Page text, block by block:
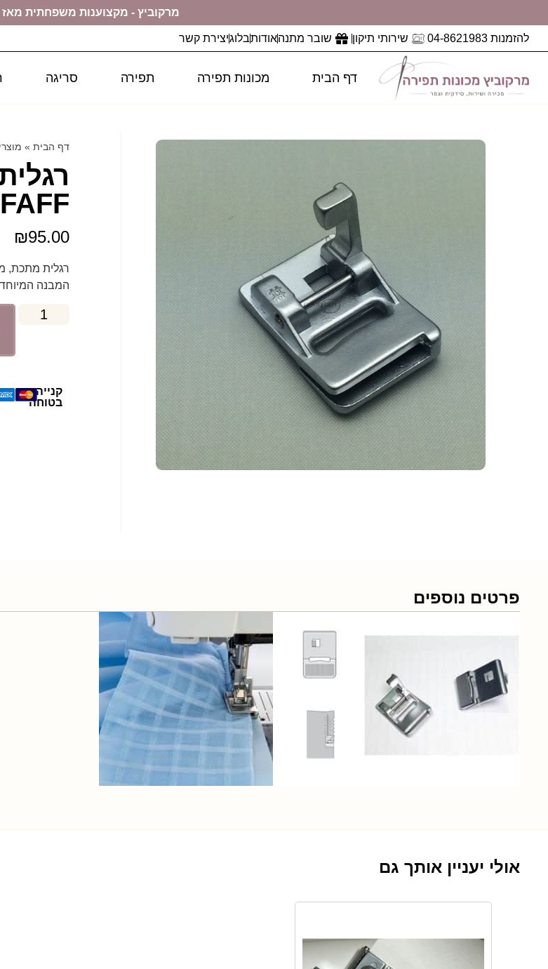
מרקוביץ - מקצוענות משפחתית מאז
להזמנות 04-8621983 שירותי תיקון שובר מתנהאודותבלוגיצירת קשר
דף הבית מכונות תפירה תפירה סריגה
דף הבית »
₪95.00
רגלית מתכת,
המבנה
קנייה
בטוחה
פרטים נוספים
אולי יעניין אותך גם